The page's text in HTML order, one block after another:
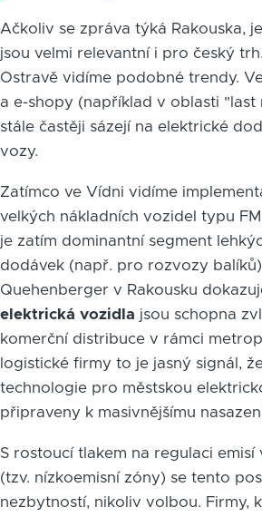
Ačkoliv se zpráva týká Rakouska,
jsou velmi relevantní i pro český
Ostravě vidíme podobné trendy.
a e-shopy (například v oblasti "last
stále častěji sázejí na elektrické
vozy.
Zatímco ve Vídni vidíme
velkých nákladních vozidel typu
je zatím dominantní segment
dodávek (např. pro rozvozy
Quehenberger v Rakousku
elektrická vozidla jsou schopna
komerční distribuce v rámci
logistické firmy to je jasný signál,
technologie pro městskou
připraveny k masivnějšímu
S rostoucí tlakem na regulaci emisí
(tzv. nízkoemisní zóny) se tento
nezbytností, nikoliv volbou. Firmy,